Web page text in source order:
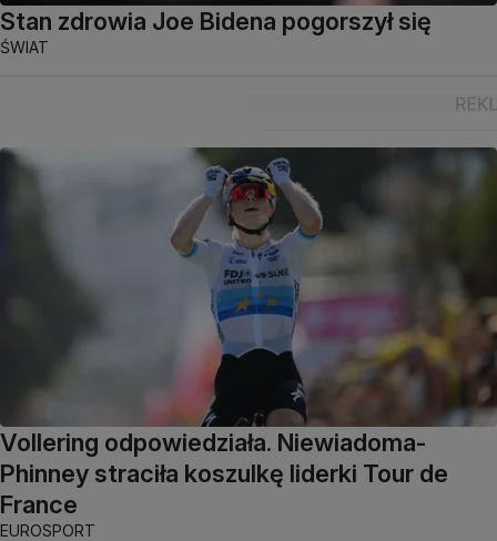
Stan zdrowia Joe Bidena pogorszył się
ŚWIAT
Vollering odpowiedziała. Niewiadoma-
Phinney straciła koszulkę liderki Tour de
France
EUROSPORT